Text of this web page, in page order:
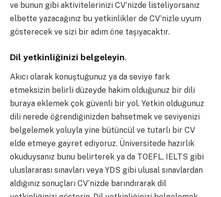
ve bunun gibi aktivitelerinizi CV’nizde listeliyorsanız
elbette yazacağınız bu yetkinlikler de CV’nizle uyum
gösterecek ve sizi bir adım öne taşıyacaktır.
Dil yetkinliğinizi belgeleyin.
Akıcı olarak konuştuğunuz ya da seviye fark
etmeksizin belirli düzeyde hakim olduğunuz bir dili
buraya eklemek çok güvenli bir yol. Yetkin olduğunuz
dili nerede öğrendiğinizden bahsetmek ve seviyenizi
belgelemek yoluyla yine bütüncül ve tutarlı bir CV
elde etmeye gayret ediyoruz. Üniversitede hazırlık
okuduysanız bunu belirterek ya da TOEFL, IELTS gibi
uluslararası sınavları veya YDS gibi ulusal sınavlardan
aldığınız sonuçları CV’nizde barındırarak dil